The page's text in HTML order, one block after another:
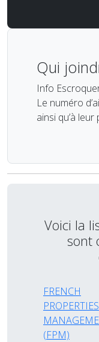
Qui
Info
Le numéro
ainsi qu’à leur
Voici la
sont
FRENCH
PROPERTIES
(FPM)